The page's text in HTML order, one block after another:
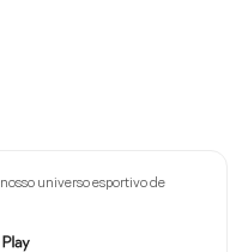
, nosso universo esportivo de